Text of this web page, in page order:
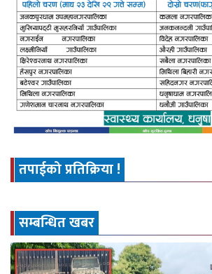
तपाईको प्रतिक्रिया !
सम्बन्धित खबर